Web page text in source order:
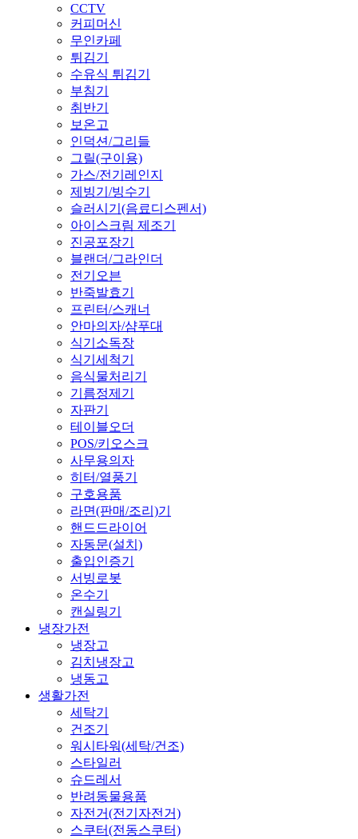
CCTV
커피머신
무인카페
튀김기
수유식 튀김기
부침기
취반기
보온고
인덕션/그리들
그릴(구이용)
가스/전기레인지
제빙기/빙수기
슬러시기(음료디스펜서)
아이스크림 제조기
진공포장기
블랜더/그라인더
전기오븐
반죽발효기
프린터/스캐너
안마의자/샴푸대
식기소독장
식기세척기
음식물처리기
기름정제기
자판기
테이블오더
POS/키오스크
사무용의자
히터/열풍기
구호용품
라면(판매/조리)기
핸드드라이어
자동문(설치)
출입인증기
서빙로봇
온수기
캔실링기
냉장가전
냉장고
김치냉장고
냉동고
생활가전
세탁기
건조기
워시타워(세탁/건조)
스타일러
슈드레서
반려동물용품
자전거(전기자전거)
스쿠터(전동스쿠터)